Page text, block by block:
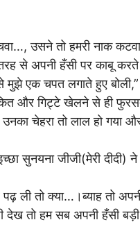
उसने तो हमरी नाक
से अपनी हँसी पर काबू
एक चपत लगाते हुए बोली,”
और गिट्टे खेलने से ही
चेहरा तो लाल हो गया
सुनयना जीजी(मेरी दीदी)
ली तो क्या…।ब्याह तो
देख तो हम सब अपनी हँसी